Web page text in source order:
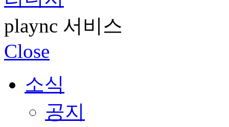
plaync 서비스
Close
소식
공지